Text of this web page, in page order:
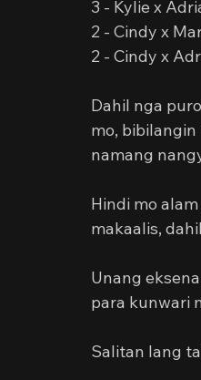
3 - Kylie x
2 - Cindy x
2 - Cindy x
Dahil nga
mo,
namang
Hindi mo
makaalis,
Unang
para kunwari
Salitan lang